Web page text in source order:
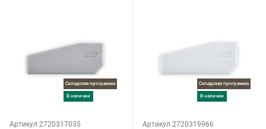
Складская программа
в наличии
Артикул 2720317035
Складская программа
в наличии
Артикул 2720319966